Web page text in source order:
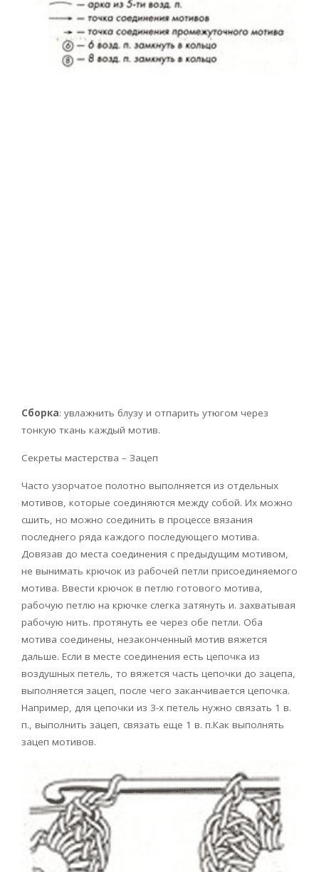
Сборка: увлажнить блузу и отпарить утюгом через
тонкую ткань каждый мотив.
Секреты мастерства – Зацеп
Часто узорчатое полотно выполняется из отдельных
мотивов, которые соединяются между собой. Их можно
сшить, но можно соединить в процессе вязания
последнего ряда каждого последующего мотива.
Довязав до места соединения с предыдущим мотивом,
не вынимать крючок из рабочей петли присоединяемого
мотива. Ввести крючок в петлю готового мотива,
рабочую петлю на крючке слегка затянуть и. захватывая
рабочую нить. протянуть ее через обе петли. Оба
мотива соединены, незаконченный мотив вяжется
дальше. Если в месте соединения есть цепочка из
воздушных петель, то вяжется часть цепочки до зацепа,
выполняется зацеп, после чего заканчивается цепочка.
Например, для цепочки из 3-х петель нужно связать 1 в.
п., выполнить зацеп, связать еще 1 в. п.Как выполнять
зацеп мотивов.